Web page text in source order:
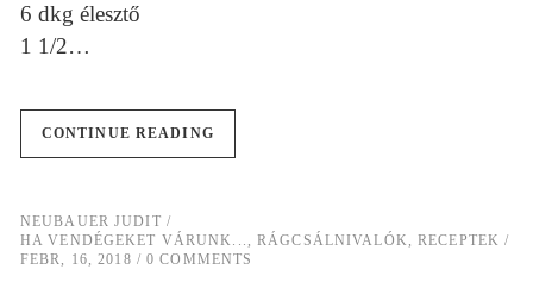
6 dkg élesztő
1 1/2…
CONTINUE READING
NEUBAUER JUDIT
HA VENDÉGEKET VÁRUNK...
RÁGCSÁLNIVALÓK
RECEPTEK
FEBR, 16, 2018
0 COMMENTS